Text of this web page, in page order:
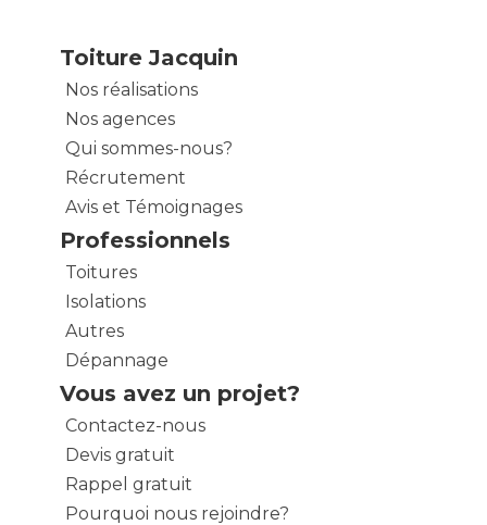
Toiture Jacquin
Nos réalisations
Nos agences
Qui sommes-nous?
Récrutement
Avis et Témoignages
Professionnels
Toitures
Isolations
Autres
Dépannage
Vous avez un projet?
Contactez-nous
Devis gratuit
Rappel gratuit
Pourquoi nous rejoindre?